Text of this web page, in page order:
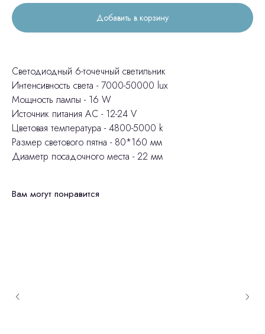
Добавить в корзину
Светодиодный 6-точечный светильник
Интенсивность света - 7000-50000 lux
Мощность лампы - 16 W
Источник питания АС - 12-24 V
Цветовая температура - 4800-5000 k
Размер светового пятна - 80*160 мм
Диаметр посадочного места - 22 мм
Вам могут понравится